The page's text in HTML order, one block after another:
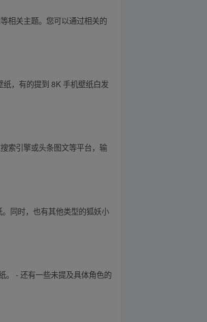
相关主题。您可以通过相关的
，有的提到 8K 手机壁纸白发
索引擎或头条图文等平台，输
同时，也有其他类型的狐妖小
。 - 还有一些未提及具体角色的